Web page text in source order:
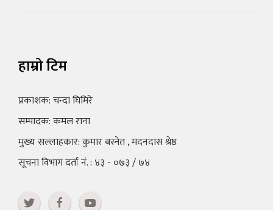
हाम्रो टिम
प्रकाशक: चन्दा घिमिरे
सम्पादक: कमल राना
मुख्य सल्लाहकार: कुमार बस्नेत , मदनदास श्रेष्ठ
सूचना विभाग दर्ता नं. : ४३ - ०७३ / ७४